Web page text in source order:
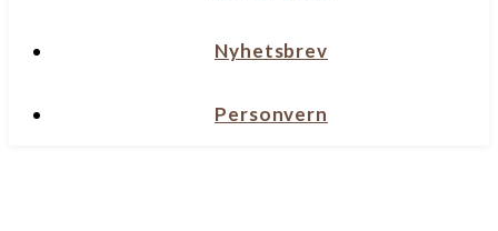
Nyhetsbrev
Personvern